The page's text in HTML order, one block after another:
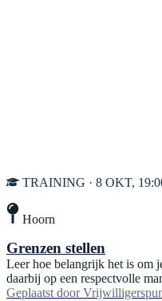
TRAINING · 8 OKT,
Hoorn
Grenzen stellen
Leer hoe belangrijk het is om
daarbij op een respectvolle
Geplaatst door